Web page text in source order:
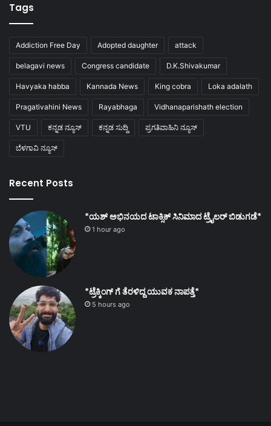
Tags
Addiction Free Day Adopted daughter attack
belagavi news Congress candidate D.K.Shivakumar
Havyaka habba Kannada News King cobra Loka adalath
Pragativahini News Rayabhaga Vidhanaparishath election
VTU ಕನ್ನಡ ನ್ಯೂಸ್ ಕನ್ನಡ ಸುದ್ದಿ ಪ್ರಗತಿವಾಹಿನಿ ನ್ಯೂಸ್
ಬೆಳಗಾವಿ ನ್ಯೂಸ್
Recent Posts
*ಯಶ್ ಅಭಿನಯದ ಟಾಕ್ಸಿಕ್ ಸಿನಿಮಾದ ಟ್ರೈಲರ್ ಬಿಡುಗಡೆ*
1 hour ago
*ಟ್ರೆಕ್ಕಿಂಗ್ ಗೆ ತೆರಳಿದ್ದ ಯುವಕ ನಾಪತ್ತೆ*
5 hours ago